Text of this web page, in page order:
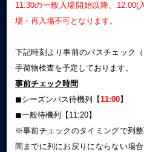
11:30の一般入場開始以降、12:00(
場・再入場不可となります。
下記時刻より事前のパスチェック
手荷物検査を予定しております。
事前チェック時間
◼︎シーズンパス待機列【11:00】
◼︎一般待機列【11:20】
※事前チェックのタイミングで列
間までに列にお戻りにならない場